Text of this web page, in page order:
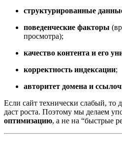
структурированные
поведенческие факторы
просмотра);
качество контента и его
корректность индексации;
авторитет домена и
Если сайт технически слабый, то
даст роста. Поэтому мы делаем
оптимизацию, а не на “быстрые